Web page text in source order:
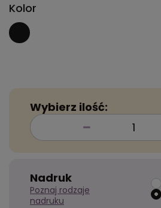
Kolor
Wybierz ilość:
Nadruk
Poznaj rodzaje
nadruku